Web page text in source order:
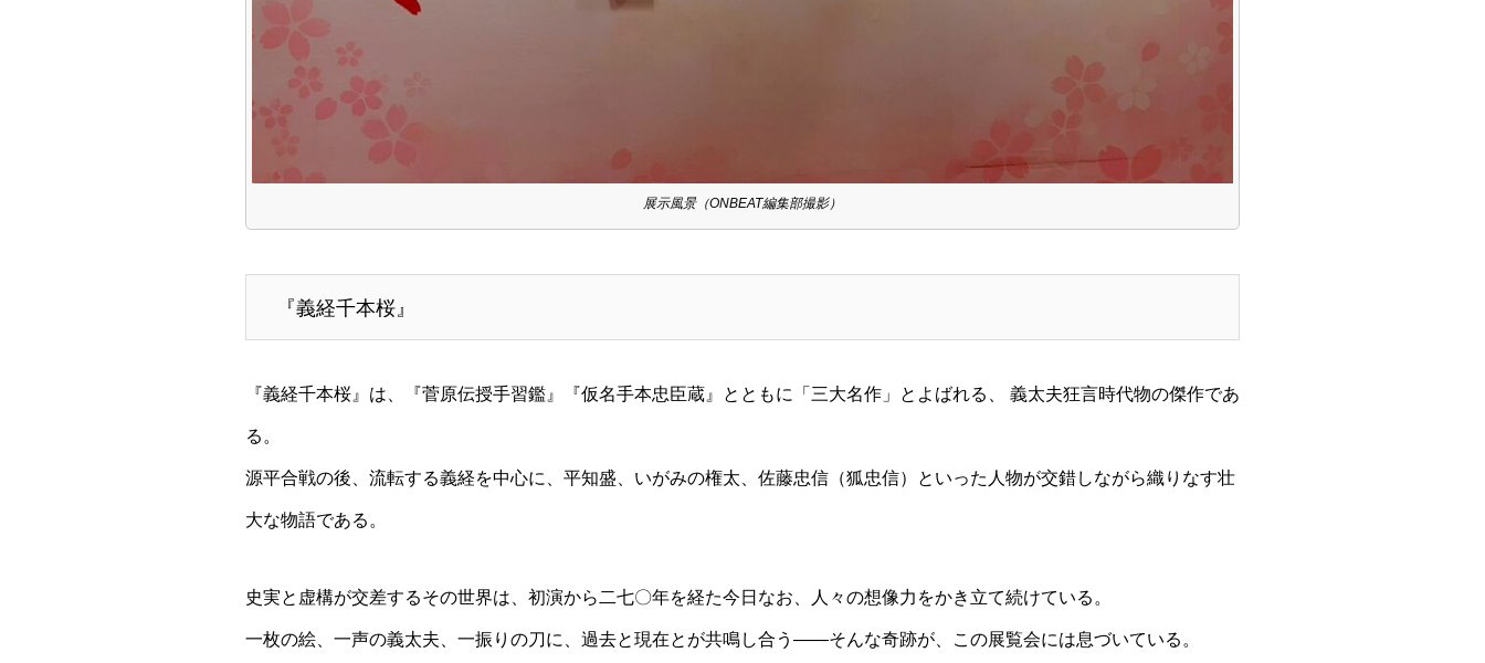
展示風景（ONBEAT編集部撮影）
『義経千本桜』
『義経千本桜』は、『菅原伝授手習鑑』『仮名手本忠臣蔵』とともに「三大名作」とよばれる、 義太夫狂言時代物の傑作であ
る。
源平合戦の後、流転する義経を中心に、平知盛、いがみの権太、佐藤忠信（狐忠信）といった人物が交錯しながら織りなす壮
大な物語である。
史実と虚構が交差するその世界は、初演から二七〇年を経た今日なお、人々の想像力をかき立て続けている。
一枚の絵、一声の義太夫、一振りの刀に、過去と現在とが共鳴し合う——そんな奇跡が、この展覧会には息づいている。